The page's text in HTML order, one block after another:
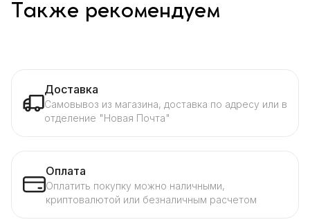
Также рекомендуем
Доставка
Самовывоз из магазина, доставка по адресу или в
отделение "Новая Почта"
Оплата
Оплатить покупку можно наличными,
криптовалютой или безналичным расчетом